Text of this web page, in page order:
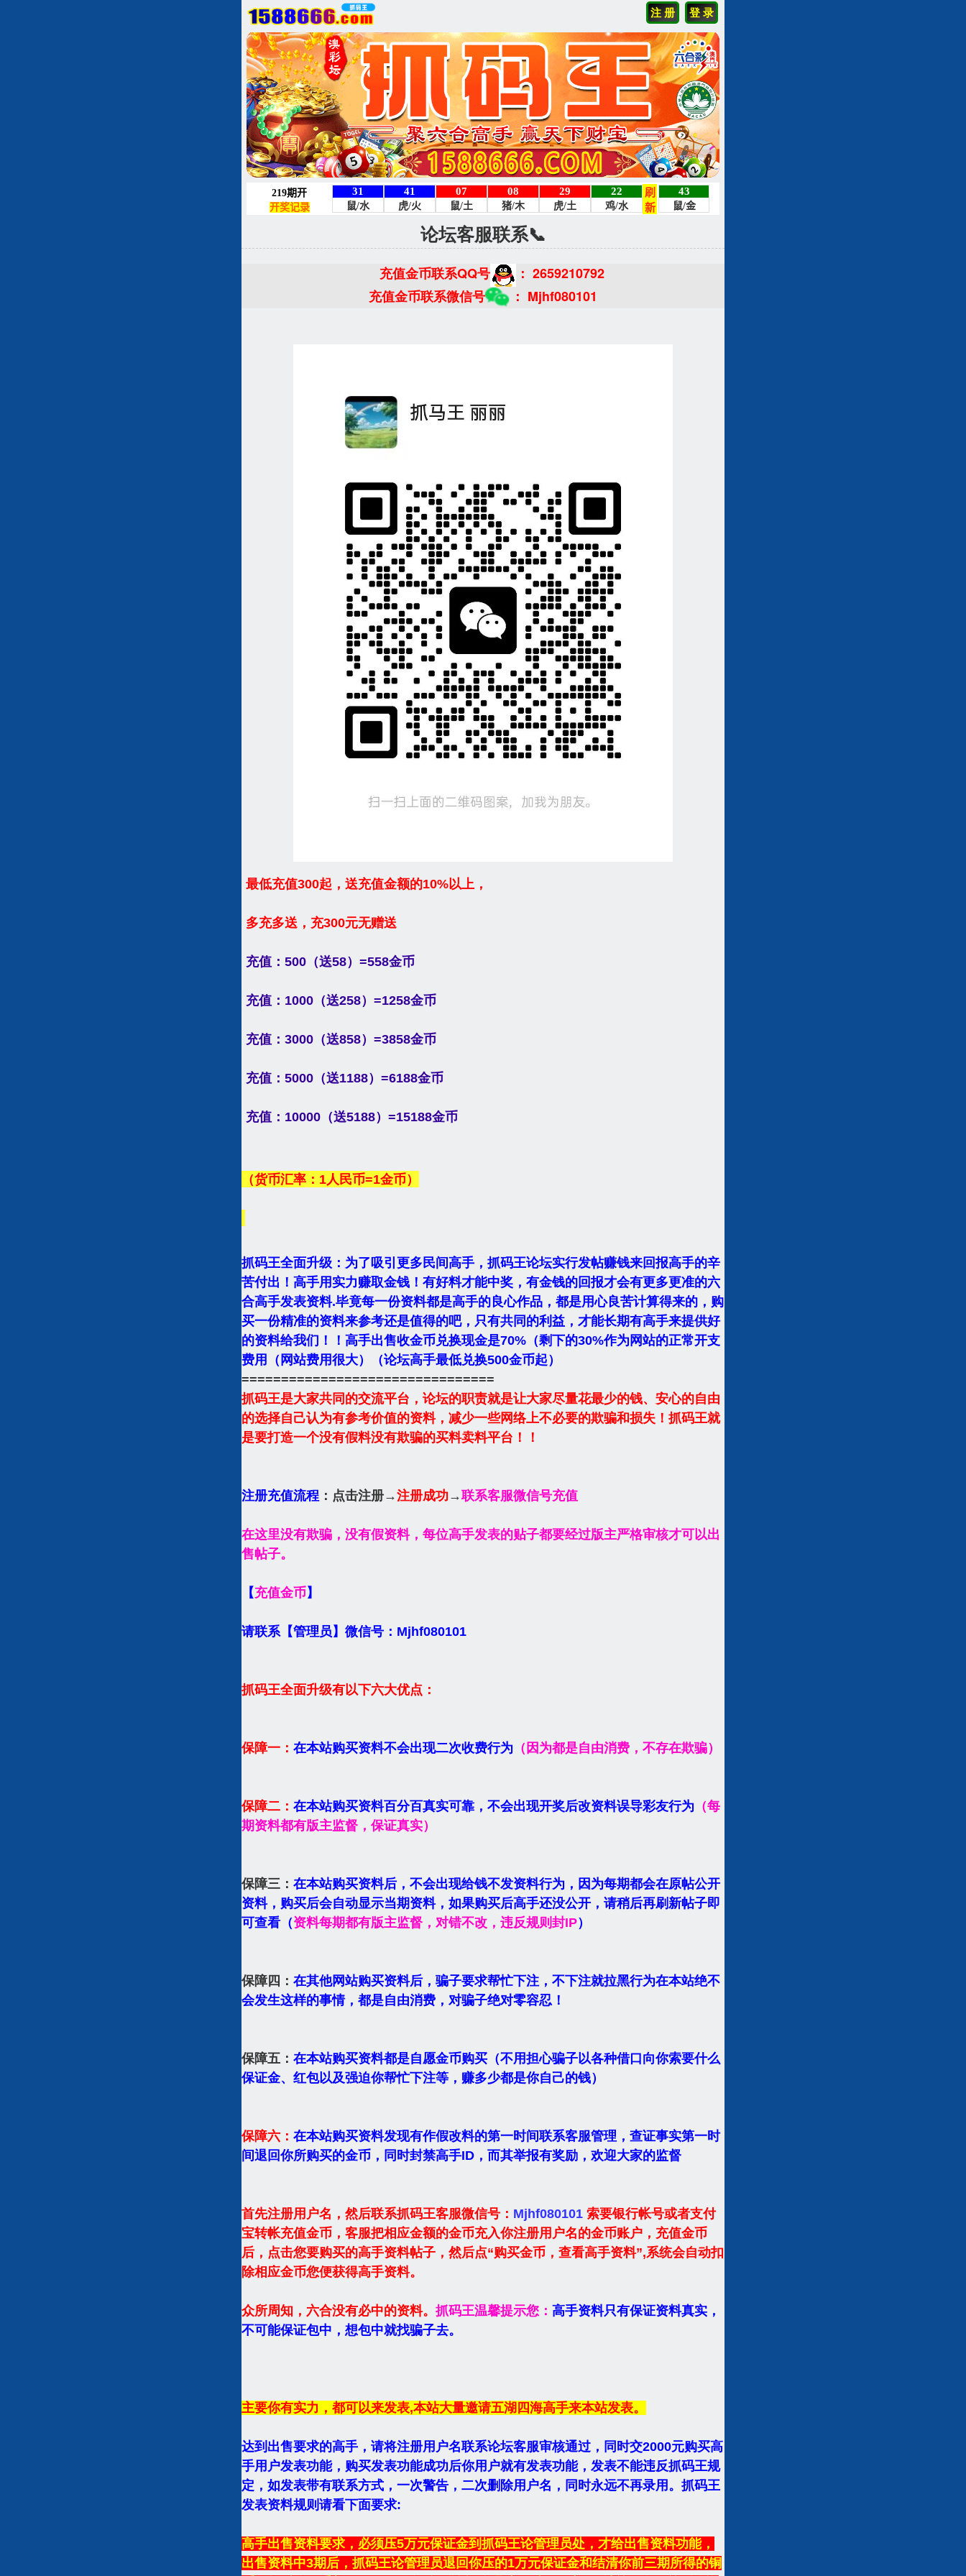
注 册 登 录
论坛客服联系📞
充值金币联系QQ号 ： 2659210792
充值金币联系微信号
： Mjhf080101
最低充值300起，送充值金额的10%以上，
多充多送，充300元无赠送
充值：500（送58）=558金币
充值：1000（送258）=1258金币
充值：3000（送858）=3858金币
充值：5000（送1188）=6188金币
充值：10000（送5188）=15188金币
（货币汇率：1人民币=1金币）
抓码王全面升级：为了吸引更多民间高手，抓码王论坛实行发帖赚钱来回报高手的辛
苦付出！高手用实力赚取金钱！有好料才能中奖，有金钱的回报才会有更多更准的六
合高手发表资料.毕竟每一份资料都是高手的良心作品，都是用心良苦计算得来的，购
买一份精准的资料来参考还是值得的吧，只有共同的利益，才能长期有高手来提供好
的资料给我们！！高手出售收金币兑换现金是70%（剩下的30%作为网站的正常开支
费用（网站费用很大）（论坛高手最低兑换500金币起）
================================
抓码王是大家共同的交流平台，论坛的职责就是让大家尽量花最少的钱、安心的自由
的选择自己认为有参考价值的资料，减少一些网络上不必要的欺骗和损失！抓码王就
是要打造一个没有假料没有欺骗的买料卖料平台！！
注册充值流程 ： 点击注册→注册成功 →联系客服微信号充值
在这里没有欺骗，没有假资料，每位高手发表的贴子都要经过版主严格审核才可以出
售帖子。
【充值金币 】
请联系【管理员】微信号：Mjhf080101
抓码王全面升级有以下六大优点：
保障一： 在本站购买资料不会出现二次收费行为 （因为都是自由消费，不存在欺骗）
保障二： 在本站购买资料百分百真实可靠，不会出现开奖后改资料误导彩友行为 （每
期资料都有版主监督，保证真实）
保障三： 在本站购买资料后，不会出现给钱不发资料行为，因为每期都会在原帖公开
资料，购买后会自动显示当期资料，如果购买后高手还没公开，请稍后再刷新帖子即
可查看（资料每期都有版主监督，对错不改，违反规则封IP）
保障四： 在其他网站购买资料后，骗子要求帮忙下注，不下注就拉黑行为在本站绝不
会发生这样的事情，都是自由消费，对骗子绝对零容忍！
保障五： 在本站购买资料都是自愿金币购买（不用担心骗子以各种借口向你索要什么
保证金、红包以及强迫你帮忙下注等，赚多少都是你自己的钱）
保障六： 在本站购买资料发现有作假改料的第一时间联系客服管理，查证事实第一时
间退回你所购买的金币，同时封禁高手ID，而其举报有奖励，欢迎大家的监督
首先注册用户名，然后联系抓码王客服微信号： Mjhf080101 索要银行帐号或者支付
宝转帐充值金币，客服把相应金额的金币充入你注册用户名的金币账户，充值金币
后，点击您要购买的高手资料帖子，然后点“购买金币，查看高手资料”,系统会自动扣
除相应金币您便获得高手资料。
众所周知，六合没有必中的资料。 抓码王温馨提示您： 高手资料只有保证资料真实，
不可能保证包中，想包中就找骗子去。
主要你有实力，都可以来发表,本站大量邀请五湖四海高手来本站发表。
达到出售要求的高手，请将注册用户名联系论坛客服审核通过，同时交2000元购买高
手用户发表功能，购买发表功能成功后你用户就有发表功能，发表不能违反抓码王规
定，如发表带有联系方式，一次警告，二次删除用户名，同时永远不再录用。抓码王
发表资料规则请看下面要求:
高手出售资料要求，必须压5万元保证金到抓码王论管理员处，才给出售资料功能，
出售资料中3期后，抓码王论管理员退回你压的1万元保证金和结清你前三期所得的铜